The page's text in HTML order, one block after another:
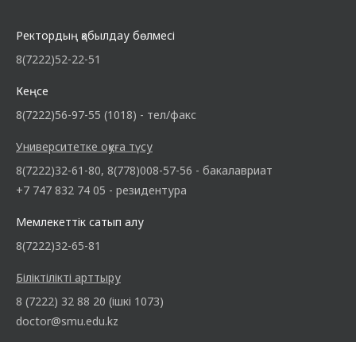
Ректордың қабылдау бөлмесі
8(7222)52-22-51
Кеңсе
8(7222)56-97-55 (1018) - тел/факс
Университетке оқуға түсу
8(7222)32-61-80, 8(778)008-57-56 - бакалавриат
+7 747 832 74 05 - резидентура
Мемлекеттік сатып алу
8(7222)32-65-81
Біліктілікті арттыру
8 (7222) 32 88 20 (ішкі 1073)
doctor@smu.edu.kz